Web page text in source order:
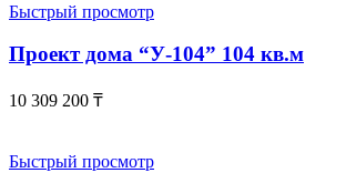
Быстрый просмотр
Проект дома “У-104” 104 кв.м
10 309 200 ₸
Быстрый просмотр